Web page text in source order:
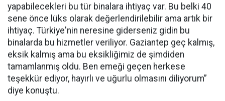
yapabilecekleri bu tür binalara ihtiyaç var. Bu belki 40
sene önce lüks olarak değerlendirilebilir ama artık bir
ihtiyaç. Türkiye'nin neresine giderseniz gidin bu
binalarda bu hizmetler veriliyor. Gaziantep geç kalmış,
eksik kalmış ama bu eksikliğimiz de şimdiden
tamamlanmış oldu. Ben emeği geçen herkese
teşekkür ediyor, hayırlı ve uğurlu olmasını diliyorum”
diye konuştu.